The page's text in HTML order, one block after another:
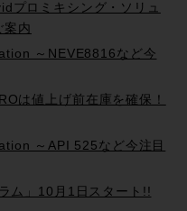
プロミキシング・ソリュ
案内
～NEVE8816など今
は値上げ前在庫を確保！
～API 525など今注目
ム」10月1日スタート!!